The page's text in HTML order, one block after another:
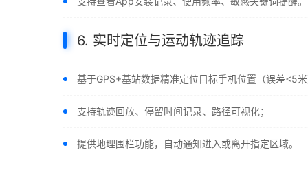
6. 实时定位与运动轨迹追踪
基于GPS+基站数据精准定位目标手机位置（误差<5
支持轨迹回放、停留时间记录、路径可视化；
提供地理围栏功能，自动通知进入或离开指定区域。